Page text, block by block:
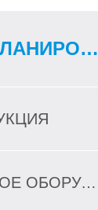
ПРОЕКТНОЕ ПЛАНИРОВАНИЕ
ПРЕДОСТАВЛЕННОЕ ОБОРУДОВАНИЕ